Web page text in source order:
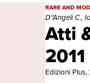
Atti
2011
Atti & sipari
RARE AND
D''Angeli C.,
Edizioni Plus,